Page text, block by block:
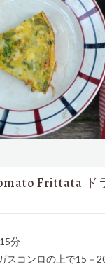
Frittata ド
分
スコンロの上で15－